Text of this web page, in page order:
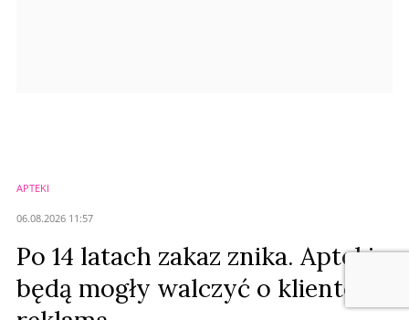
APTEKI
06.08.2026 11:57
Po 14 latach zakaz znika. Apteki
będą mogły walczyć o klientów